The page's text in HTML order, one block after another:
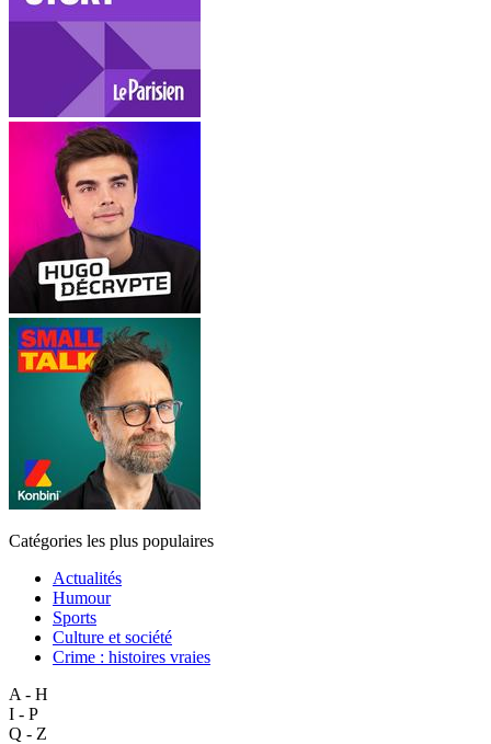
Catégories les plus populaires
Actualités
Humour
Sports
Culture et société
Crime : histoires vraies
A - H
I - P
Q - Z